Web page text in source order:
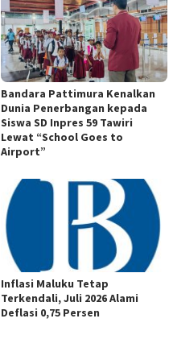
Bandara Pattimura Kenalkan
Dunia Penerbangan kepada
Siswa SD Inpres 59 Tawiri
Lewat “School Goes to
Airport”
Inflasi Maluku Tetap
Terkendali, Juli 2026 Alami
Deflasi 0,75 Persen